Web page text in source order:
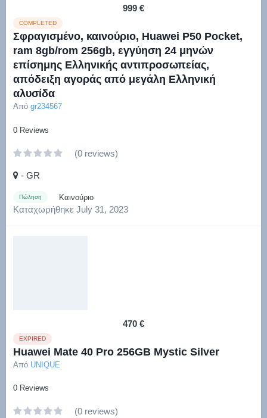
999 €
COMPLETED
Σφραγισμένο, καινούριο, Huawei P50 Pocket,
ram 8gb/rom 256gb, εγγύηση 24 μηνών
επίσημης Ελληνικής αντιπροσωπείας,
απόδειξη αγοράς από μεγάλη Ελληνική
αλυσίδα
Από gr234567
0 Reviews
(0 reviews)
- GR
Πώληση Καινούριο
Καταχωρήθηκε July 31, 2023
470 €
EXPIRED
Huawei Mate 40 Pro 256GB Mystic Silver
Από UNIQUE
0 Reviews
(0 reviews)